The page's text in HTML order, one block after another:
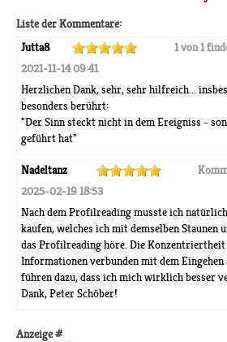
Liste der Kommentare:
Jutta8
1 von 1
2021-11-14 09:41
Herzlichen Dank, sehr, sehr hilfreich...
besonders berührt:
"Der Sinn steckt nicht in dem Ereigniss -
geführt hat"
Nadeltanz
2025-02-19 18:53
Nach dem Profilreading musste ich
kaufen, welches ich mit demselben Staunen
das Profilreading höre. Die
Informationen verbunden mit dem Eingehen
führen dazu, dass ich mich wirklich besser
Dank, Peter Schöber!
Anzeige #